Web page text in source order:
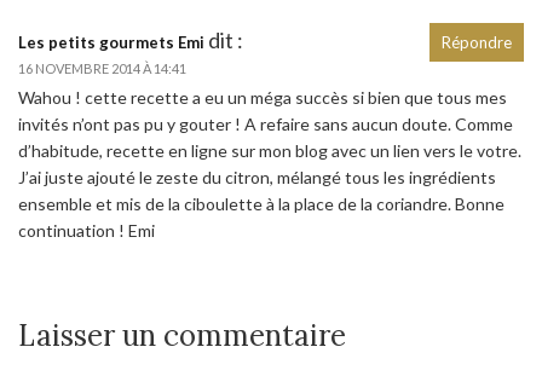
Les petits gourmets Emi dit :
16 NOVEMBRE 2014 À 14:41
Wahou ! cette recette a eu un méga succès si bien que tous mes
invités n’ont pas pu y gouter ! A refaire sans aucun doute. Comme
d’habitude, recette en ligne sur mon blog avec un lien vers le votre.
J’ai juste ajouté le zeste du citron, mélangé tous les ingrédients
ensemble et mis de la ciboulette à la place de la coriandre. Bonne
continuation ! Emi
Répondre
Laisser un commentaire